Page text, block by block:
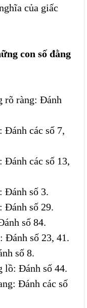
con số đằng
rõ ràng: Đánh
Đánh các số 7,
Đánh các số 13,
Đánh số 3.
Đánh số 29.
số 84.
Đánh số 23, 41.
số 8.
lồ: Đánh số 44.
Đánh các số